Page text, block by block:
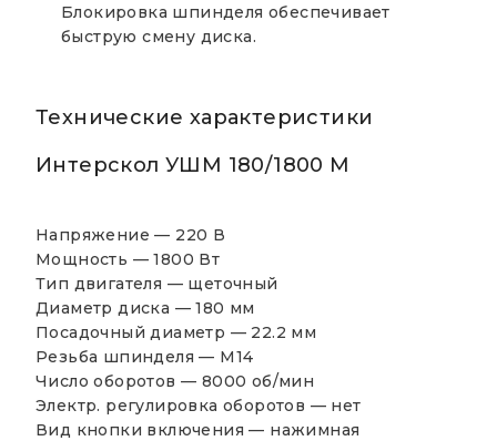
Блокировка шпинделя обеспечивает
быструю смену диска.
Технические характеристики
Интерскол УШМ 180/1800 М
Напряжение — 220 В
Мощность — 1800 Вт
Тип двигателя — щеточный
Диаметр диска — 180 мм
Посадочный диаметр — 22.2 мм
Резьба шпинделя — М14
Число оборотов — 8000 об/мин
Электр. регулировка оборотов — нет
Вид кнопки включения — нажимная